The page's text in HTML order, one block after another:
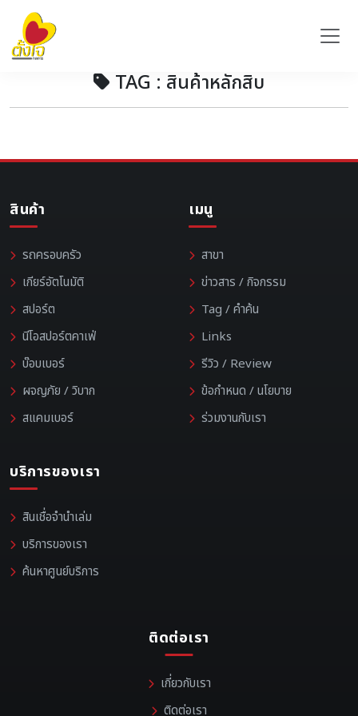
TAG : สินค้าหลักสิบ
สินค้า
รถครอบครัว
เกียร์อัตโนมัติ
สปอร์ต
นีโอสปอร์ตคาเฟ่
บ๊อบเบอร์
ผจญภัย / วิบาก
สแคมเบอร์
เมนู
สาขา
ข่าวสาร / กิจกรรม
Tag / คำค้น
Links
รีวิว / Review
ข้อกำหนด / นโยบาย
ร่วมงานกับเรา
บริการของเรา
สินเชื่อจำนำเล่ม
บริการของเรา
ค้นหาศูนย์บริการ
ติดต่อเรา
เกี่ยวกับเรา
ติดต่อเรา